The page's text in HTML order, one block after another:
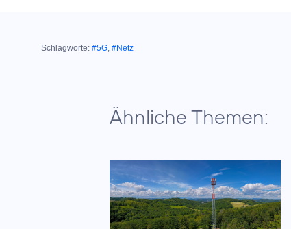
Schlagworte: #5G #Netz
Ähnliche Themen: